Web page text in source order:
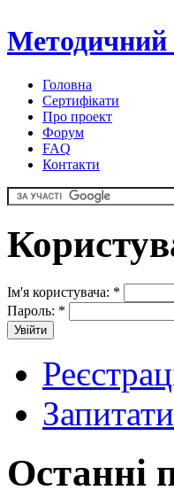
Методичний
Головна
Сертифікати
Про проект
Форум
FAQ
Контакти
Ім'я користувача: *
Пароль: *
Останні